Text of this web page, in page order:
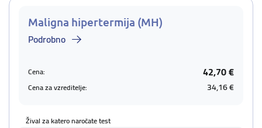
Maligna hipertermija (MH)
Podrobno
Cena: 42,70 €
Cena za vzreditelje: 34,16 €
Žival za katero naročate test